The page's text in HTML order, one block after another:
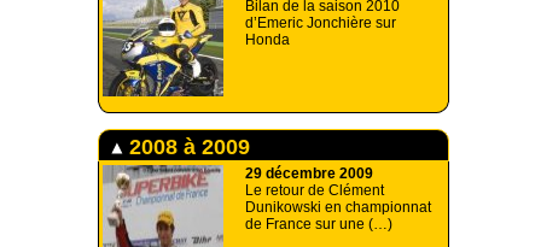
Bilan de la saison 2010
d’Emeric Jonchière sur
Honda
2008 à 2009
29 décembre 2009
Le retour de Clément
Dunikowski en championnat
de France sur une (…)